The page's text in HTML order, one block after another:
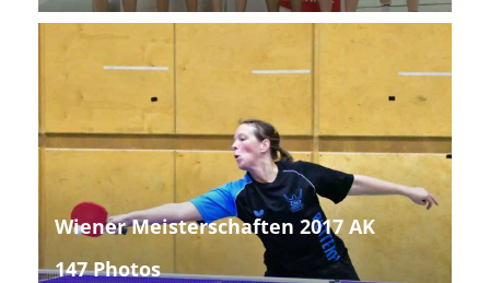
Wiener Meisterschaften 2017 AK
147 Photos